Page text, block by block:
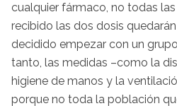
cualquier fármaco, no todas
recibido las dos dosis
decidido empezar con un
tanto, las medidas –como la
higiene de manos y la
porque no toda la población